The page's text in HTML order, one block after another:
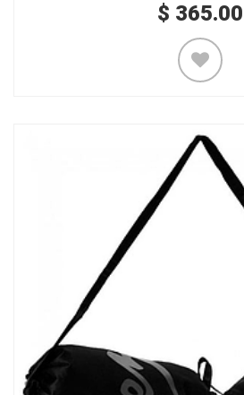
$ 365.00